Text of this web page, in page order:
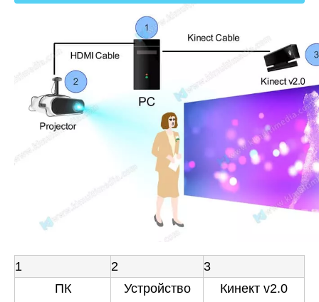
1 2
3
ПК
Устройство
Кинект v2.0